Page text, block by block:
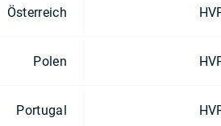
Österreich
Polen
Portugal